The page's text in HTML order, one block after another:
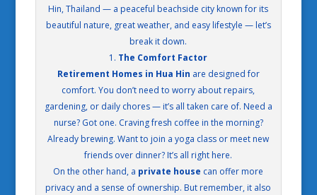
Hin, Thailand — a peaceful beachside city known for its
beautiful nature, great weather, and easy lifestyle — let’s
break it down.
1. The Comfort Factor
Retirement Homes in Hua Hin are designed for
comfort. You don’t need to worry about repairs,
gardening, or daily chores — it’s all taken care of. Need a
nurse? Got one. Craving fresh coffee in the morning?
Already brewing. Want to join a yoga class or meet new
friends over dinner? It’s all right here.
On the other hand, a private house can offer more
privacy and a sense of ownership. But remember, it also